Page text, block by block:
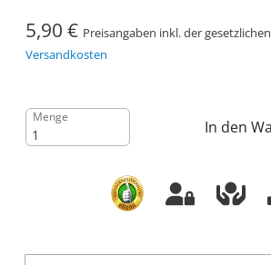
5,90 € Preisangaben inkl. der
Versandkosten
Menge
In den